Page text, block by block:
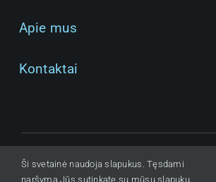
Apie mus
Kontaktai
© 2025 Visos Teisės Saugomos. Skinlux, MB
Ši svetainė naudoja slapukus. Tęsdami
naršymą Jūs sutinkate su mūsų slapukų